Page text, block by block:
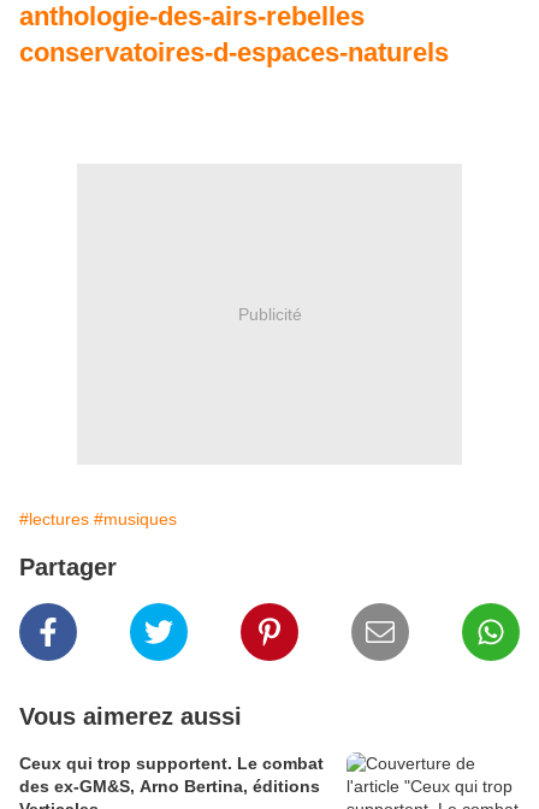
anthologie-des-airs-rebelles
conservatoires-d-espaces-naturels
Publicité
#lectures #musiques
Partager
Vous aimerez aussi
Ceux qui trop supportent. Le combat
des ex-GM&S, Arno Bertina, éditions